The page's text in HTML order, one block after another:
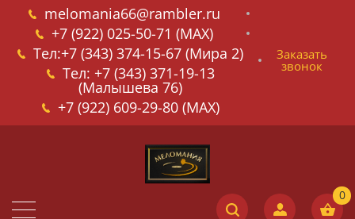
melomania66@rambler.ru
+7 (922) 025-50-71 (MAX)
Тел:+7 (343) 374-15-67 (Мира 2)
Тел: +7 (343) 371-19-13
(Малышева 76)
+7 (922) 609-29-80 (MAX)
Заказать
звонок